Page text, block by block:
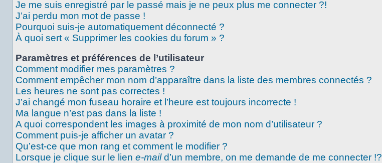
Je me suis enregistré par le passé mais je ne peux plus me connecter ?!
J’ai perdu mon mot de passe !
Pourquoi suis-je automatiquement déconnecté ?
À quoi sert « Supprimer les cookies du forum » ?
Paramètres et préférences de l’utilisateur
Comment modifier mes paramètres ?
Comment empêcher mon nom d’apparaître dans la liste des membres connectés ?
Les heures ne sont pas correctes !
J’ai changé mon fuseau horaire et l’heure est toujours incorrecte !
Ma langue n’est pas dans la liste !
A quoi correspondent les images à proximité de mon nom d’utilisateur ?
Comment puis-je afficher un avatar ?
Qu’est-ce que mon rang et comment le modifier ?
Lorsque je clique sur le lien e-maild’un membre, on me demande de me connecter !?